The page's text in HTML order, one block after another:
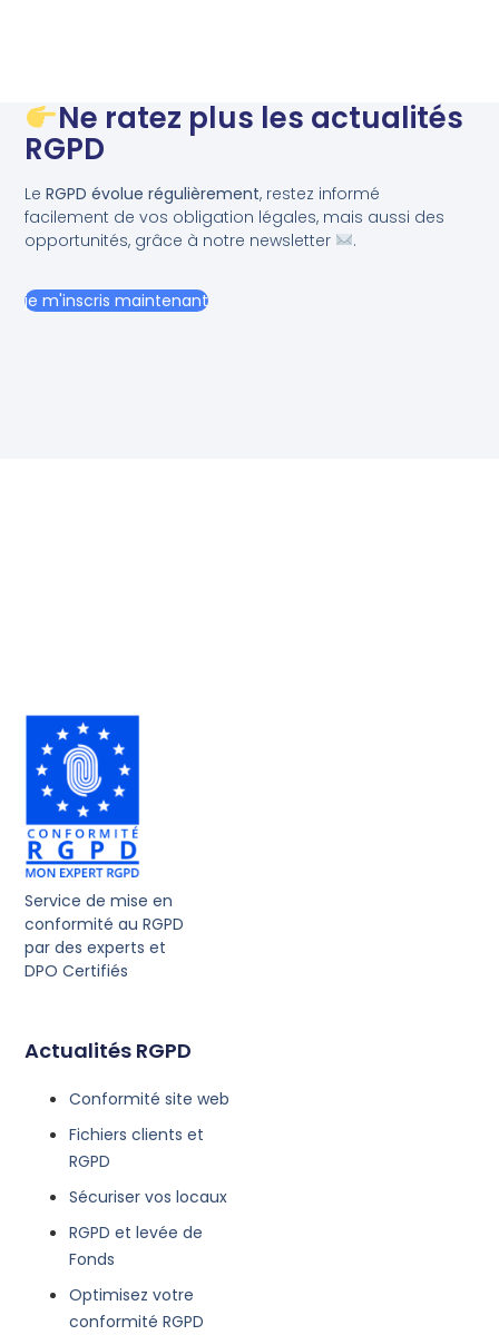
Ne ratez plus les actualités
RGPD
Le RGPD évolue régulièrement, restez informé
facilement de vos obligation légales, mais aussi des
opportunités, grâce à notre newsletter
.
je m'inscris maintenant
Service de mise en
conformité au RGPD
par des experts et
DPO Certifiés
Actualités RGPD
Conformité site web
Fichiers clients et
RGPD
Sécuriser vos locaux
RGPD et levée de
Fonds
Optimisez votre
conformité RGPD